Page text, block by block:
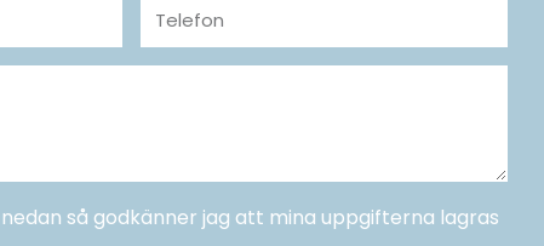
Telefon
så godkänner jag att mina uppgifterna lagras